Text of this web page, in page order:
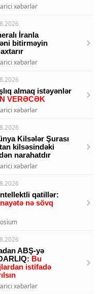
xəbərlər
İranla
bitirməyin
xəbərlər
almaq istəyənlər
VERƏCƏK
xəbərlər
Kilsələr Şurası
kilsəsindəki
narahatdır
xəbərlər
qatillər:
nə sövq
ABŞ-yə
Bu
istifadə
xəbərlər